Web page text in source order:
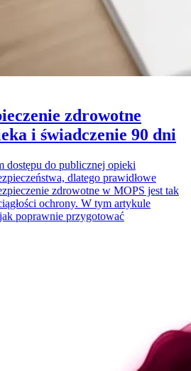
zdrowotne
i świadczenie 90 dni
dostępu do publicznej opieki
dlatego prawidłowe
zdrowotne w MOPS jest tak
ochrony. W tym artykule
poprawnie przygotować